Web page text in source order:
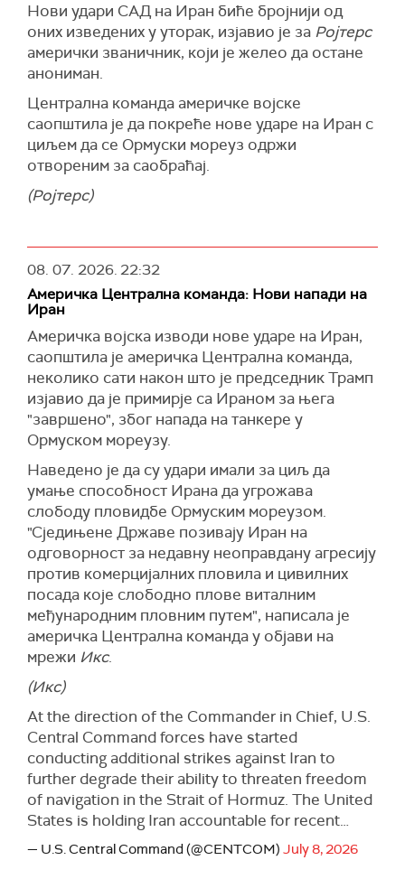
Нови удари САД на Иран биће бројнији од
оних изведених у уторак, изјавио је за Ројтерс
амерички званичник, који је желео да остане
анониман.
Централна команда америчке војске
саопштила је да покреће нове ударе на Иран с
циљем да се Ормуски мореуз одржи
отвореним за саобраћај.
(Ројтерс)
08. 07. 2026.22:32
Америчка Централна команда: Нови напади на
Иран
Америчка војска изводи нове ударе на Иран,
саопштила је америчка Централна команда,
неколико сати након што је председник Трамп
изјавио да је примирје са Ираном за њега
"завршено", због напада на танкере у
Ормуском мореузу.
Наведено је да су удари имали за циљ да
умање способност Ирана да угрожава
слободу пловидбе Ормуским мореузом.
"Сједињене Државе позивају Иран на
одговорност за недавну неоправдану агресију
против комерцијалних пловила и цивилних
посада које слободно плове виталним
међународним пловним путем", написала је
америчка Централна команда у објави на
мрежи Икс.
(Икс)
At the direction of the Commander in Chief, U.S.
Central Command forces have started
conducting additional strikes against Iran to
further degrade their ability to threaten freedom
of navigation in the Strait of Hormuz. The United
States is holding Iran accountable for recent…
— U.S. Central Command (@CENTCOM) July 8, 2026